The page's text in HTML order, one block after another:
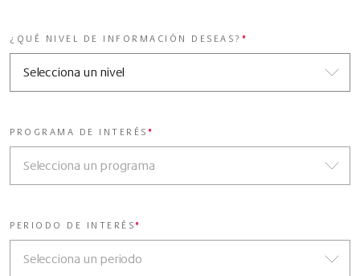
¿QUÉ NIVEL DE INFORMACIÓN DESEAS? *
PROGRAMA DE INTERÉS*
PERIODO DE INTERÉS*